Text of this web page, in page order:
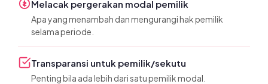
Melacak pergerakan modal pemilik
Apa yang menambah dan mengurangi hak pemilik
selama periode.
Transparansi untuk pemilik/sekutu
Penting bila ada lebih dari satu pemilik modal.